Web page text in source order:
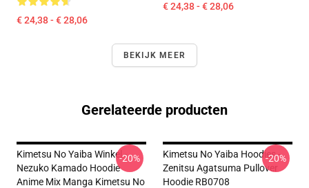
€ 24,38 - € 28,06
€ 24,38 - € 28,06
BEKIJK MEER
Gerelateerde producten
Kimetsu No Yaiba Winkel -
Nezuko Kamado Hoodie
Anime Mix Manga Kimetsu No
-20%
Kimetsu No Yaiba Hoodies -
Zenitsu Agatsuma Pullover
Hoodie RB0708
-20%